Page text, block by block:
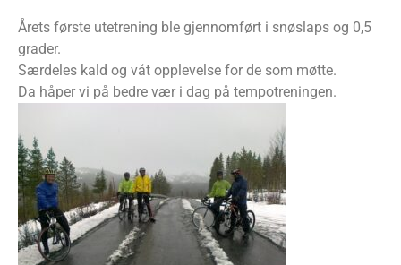
Årets første utetrening ble gjennomført i snøslaps og 0,5
grader.
Særdeles kald og våt opplevelse for de som møtte.
Da håper vi på bedre vær i dag på tempotreningen.